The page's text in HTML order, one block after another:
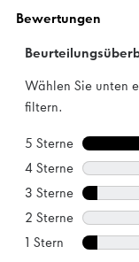
Bewertung